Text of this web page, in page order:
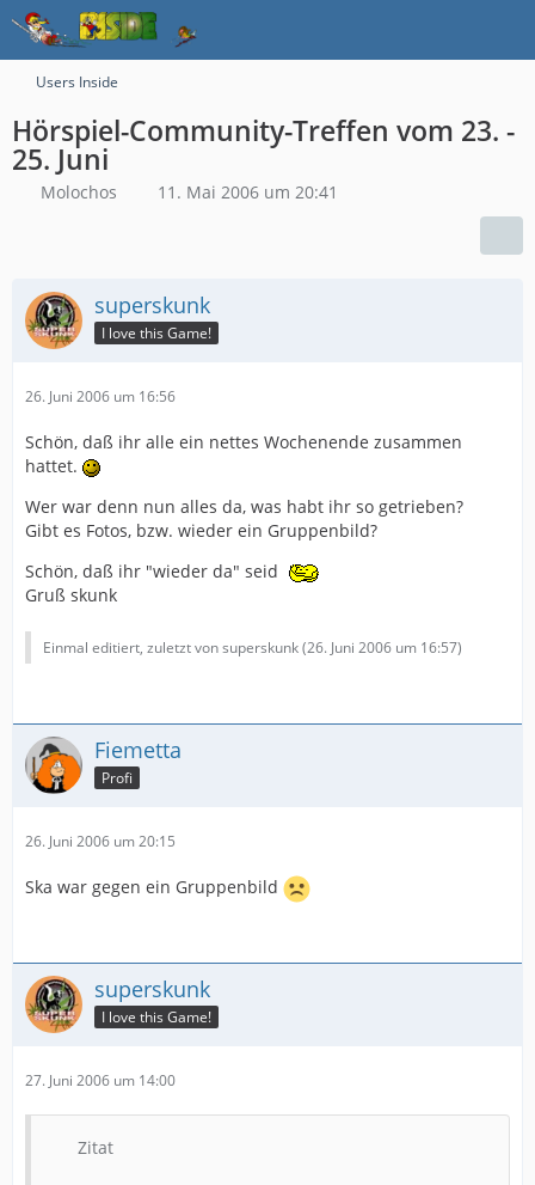
Users Inside
Hörspiel-Community-Treffen vom 23. -
25. Juni
Molochos 11. Mai 2006 um 20:41
superskunk
I love this Game!
26. Juni 2006 um 16:56
Schön, daß ihr alle ein nettes Wochenende zusammen
hattet.
Wer war denn nun alles da, was habt ihr so getrieben?
Gibt es Fotos, bzw. wieder ein Gruppenbild?
Schön, daß ihr "wieder da" seid
Gruß skunk
Einmal editiert, zuletzt von superskunk (26. Juni 2006 um 16:57)
Fiemetta
Profi
26. Juni 2006 um 20:15
Ska war gegen ein Gruppenbild
superskunk
I love this Game!
27. Juni 2006 um 14:00
Zitat